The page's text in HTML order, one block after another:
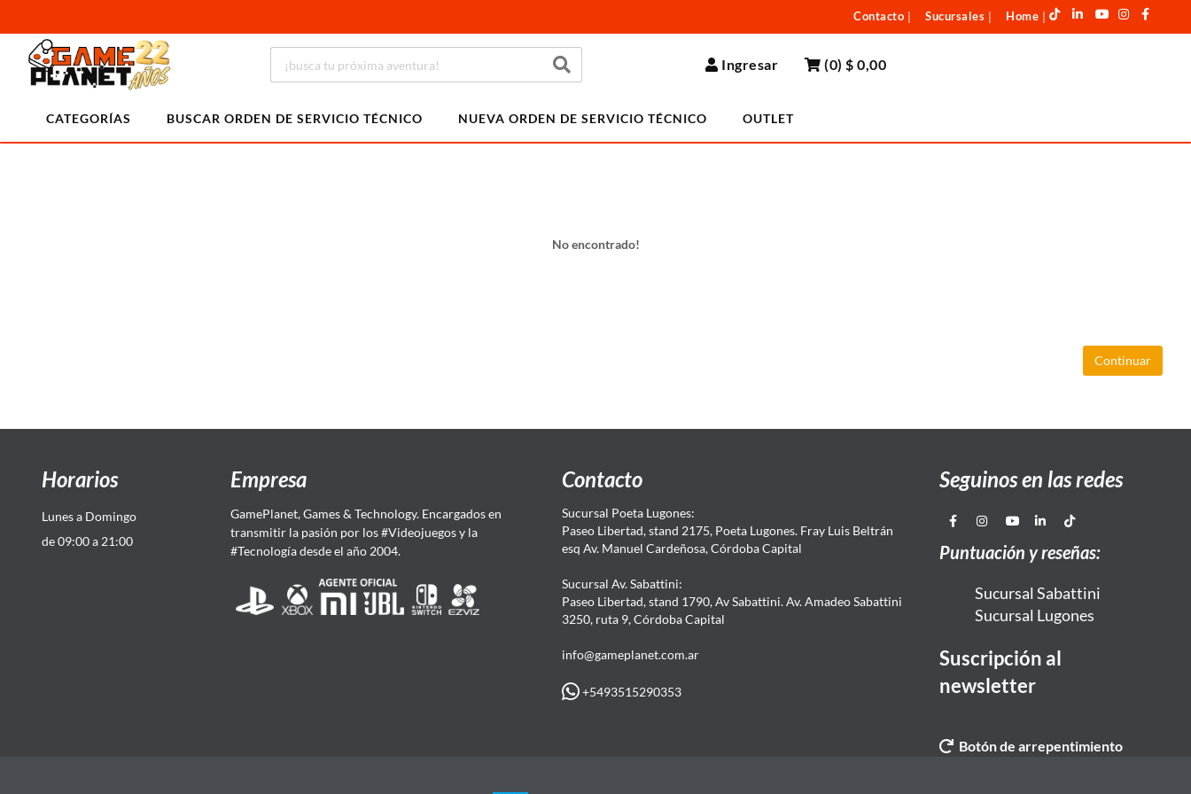
Contacto Sucursales Home
Ingresar (0)$ 0,00
CATEGORÍAS BUSCAR ORDEN DE SERVICIO TÉCNICO NUEVA ORDEN DE SERVICIO TÉCNICO OUTLET
No encontrado!
Continuar
Horarios
Lunes a Domingo
de 09:00 a 21:00
Empresa
GamePlanet, Games & Technology. Encargados en
transmitir la pasión por los #Videojuegos y la
#Tecnología desde el año 2004.
Contacto
Sucursal Poeta Lugones:
Paseo Libertad, stand 2175, Poeta Lugones. Fray Luis Beltrán
esq Av. Manuel Cardeñosa, Córdoba Capital
Sucursal Av. Sabattini:
Paseo Libertad, stand 1790, Av Sabattini. Av. Amadeo Sabattini
3250, ruta 9, Córdoba Capital
info@gameplanet.com.ar
+5493515290353
Seguinos en las redes
Puntuación y reseñas:
Sucursal Sabattini
Sucursal Lugones
Suscripción al
newsletter
Botón de arrepentimiento